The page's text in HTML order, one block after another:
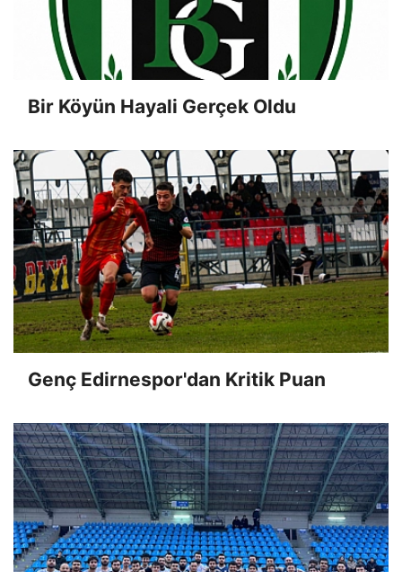
Bir Köyün Hayali Gerçek Oldu
Genç Edirnespor'dan Kritik Puan